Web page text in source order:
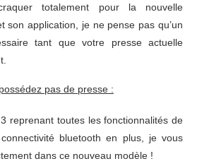
totalement pour la nouvelle
son application, je ne pense pas qu’un
tant que votre presse actuelle
pas de presse :
reprenant toutes les fonctionnalités de
bluetooth en plus, je vous
dans ce nouveau modèle !